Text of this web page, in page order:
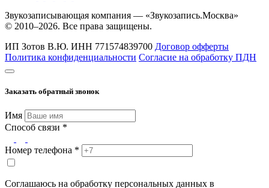
Звукозаписывающая компания — «Звукозапись.Москва»
© 2010–2026. Все права защищены.
ИП Зотов В.Ю. ИНН 771574839700 Договор офферты
Политика конфиденциальности Согласие на обработку ПДН
Заказать обратный звонок
Имя
Способ связи *
Номер телефона *
Соглашаюсь на обработку персональных данных в